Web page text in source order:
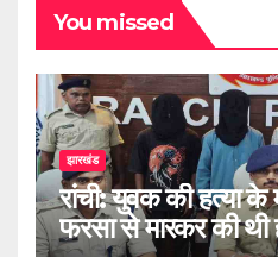
You missed
झारखंड
रांची: युवक की हत्या के
फरसा से मारकर की थी